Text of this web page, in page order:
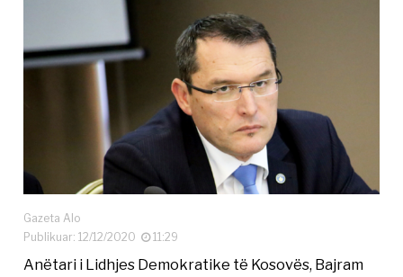
Gazeta Alo
Publikuar: 12/12/2020
11:29
Anëtari i Lidhjes Demokratike të Kosovës, Bajram